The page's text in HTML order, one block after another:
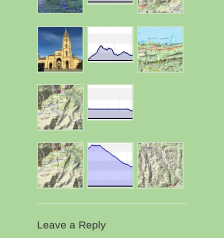
Leave a Reply